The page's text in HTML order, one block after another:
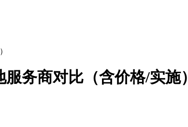
务商对比（含价格/实施）